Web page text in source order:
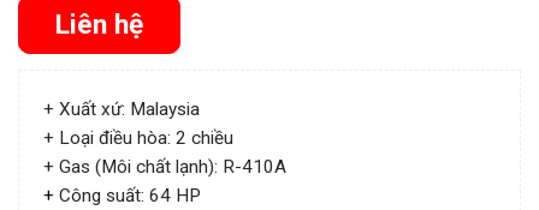
Liên hệ
+ Xuất xứ: Malaysia
+ Loại điều hòa: 2 chiều
+ Gas (Môi chất lạnh): R-410A
+ Công suất: 64 HP